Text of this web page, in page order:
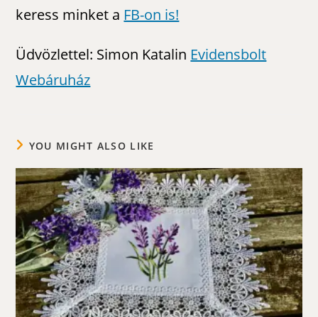
keress minket a FB-on is!
Üdvözlettel: Simon Katalin Evidensbolt
Webáruház
YOU MIGHT ALSO LIKE